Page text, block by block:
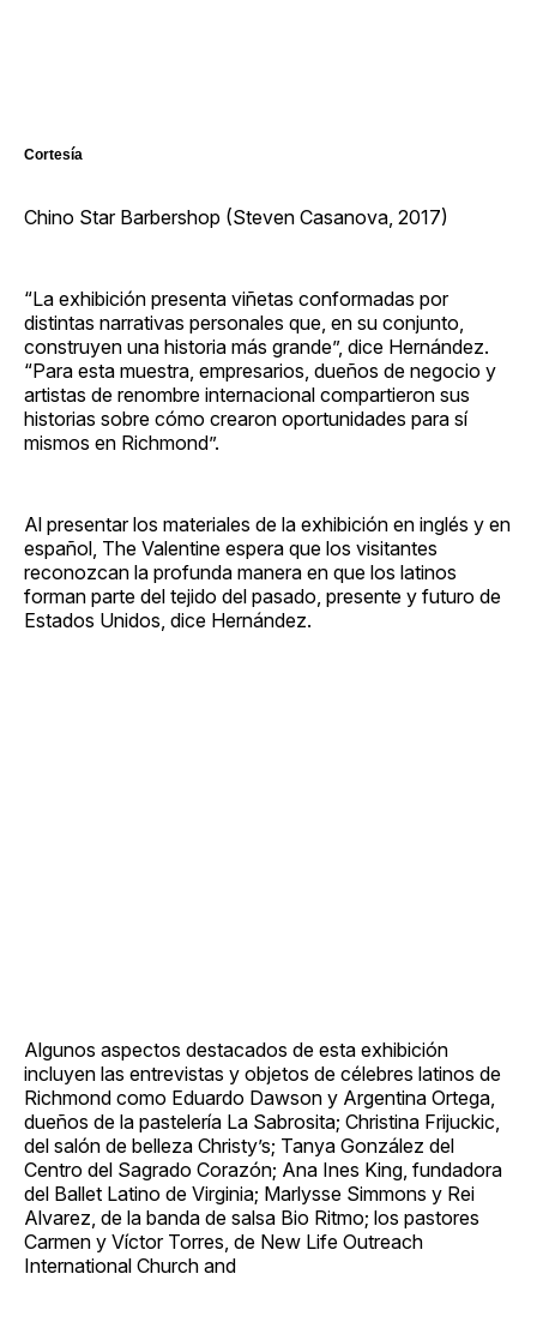
Cortesía
Chino Star Barbershop (Steven Casanova, 2017)
“La exhibición presenta viñetas conformadas por
distintas narrativas personales que, en su conjunto,
construyen una historia más grande”, dice Hernández.
“Para esta muestra, empresarios, dueños de negocio y
artistas de renombre internacional compartieron sus
historias sobre cómo crearon oportunidades para sí
mismos en Richmond”.
Al presentar los materiales de la exhibición en inglés y en
español, The Valentine espera que los visitantes
reconozcan la profunda manera en que los latinos
forman parte del tejido del pasado, presente y futuro de
Estados Unidos, dice Hernández.
Algunos aspectos destacados de esta exhibición
incluyen las entrevistas y objetos de célebres latinos de
Richmond como Eduardo Dawson y Argentina Ortega,
dueños de la pastelería La Sabrosita; Christina Frijuckic,
del salón de belleza Christy’s; Tanya González del
Centro del Sagrado Corazón; Ana Ines King, fundadora
del Ballet Latino de Virginia; Marlysse Simmons y Rei
Alvarez, de la banda de salsa Bio Ritmo; los pastores
Carmen y Víctor Torres, de New Life Outreach
International Church and